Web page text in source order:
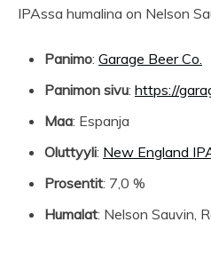
IPAssa humalina on Nelson
Panimo: Garage Beer Co.
Panimon sivu: https://
Maa: Espanja
Oluttyyli: New England
Prosentit: 7,0 %
Humalat: Nelson Sauvin,